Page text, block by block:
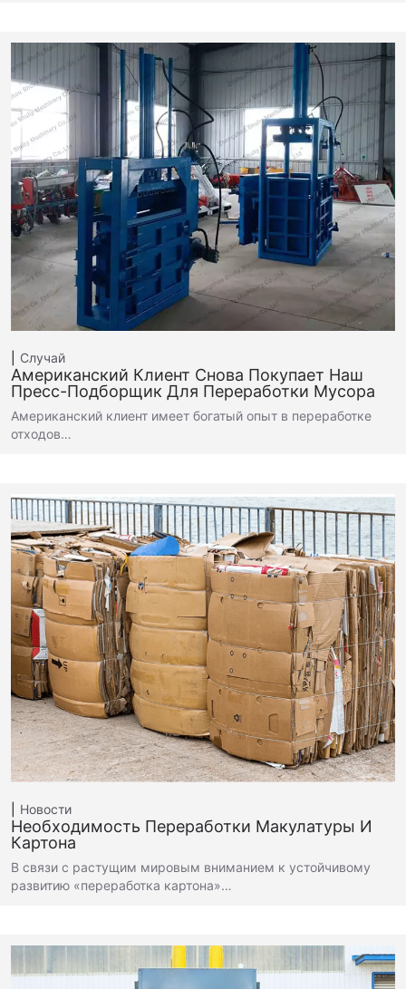
Случай
Американский Клиент Снова Покупает Наш
Пресс-Подборщик Для Переработки Мусора
Американский клиент имеет богатый опыт в переработке
отходов…
Новости
Необходимость Переработки Макулатуры И
Картона
В связи с растущим мировым вниманием к устойчивому
развитию «переработка картона»…